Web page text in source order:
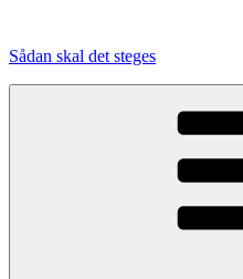
indhold
Sådan skal det steges